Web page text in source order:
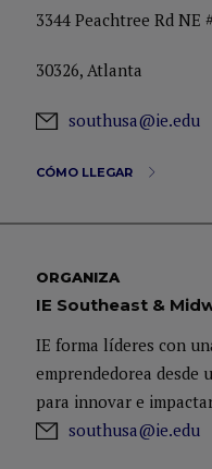
3344 Peachtree Rd NE
30326, Atlanta
southusa@ie.edu
CÓMO LLEGAR
ORGANIZA
IE Southeast &
IE forma líderes con
emprendedorea desde
para innovar e
southusa@ie.edu